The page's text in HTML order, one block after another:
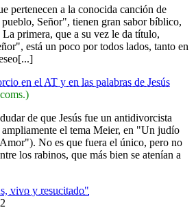
pertenecen a la conocida canción de
Señor", tienen gran sabor bíblico,
primera, que a su vez le da título,
está un poco por todos lados, tanto en
en el AT y en las palabras de Jesús
de que Jesús fue un antidivorcista
el tema Meier, en "Un judío
No es que fuera el único, pero no
los rabinos, que más bien se atenían a
vivo y resucitado"